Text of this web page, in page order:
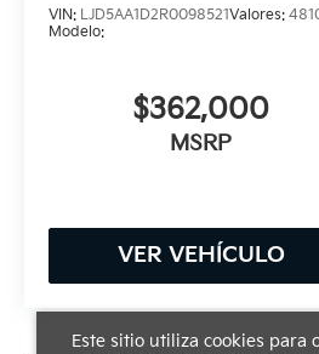
VIN: LJD5AA1D2R0098521Valores:
Modelo:
$362,000
MSRP
VER VEHÍCULO
Este sitio utiliza cookies para